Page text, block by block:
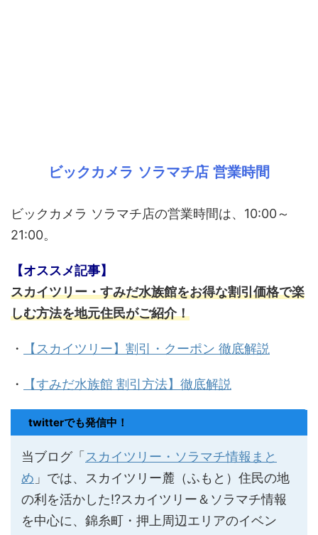
ビックカメラ ソラマチ店 営業時間
ビックカメラ ソラマチ店の営業時間は、10:00～
21:00。
【オススメ記事】
スカイツリー・すみだ水族館をお得な割引価格で楽
しむ方法を地元住民がご紹介！
・ 【スカイツリー】割引・クーポン 徹底解説
・ 【すみだ水族館 割引方法】徹底解説
twitterでも発信中！
当ブログ「スカイツリー・ソラマチ情報まと
め 」では、スカイツリー麓（ふもと）住民の地
の利を活かした!?スカイツリー＆ソラマチ情報
を中心に、錦糸町・押上周辺エリアのイベン